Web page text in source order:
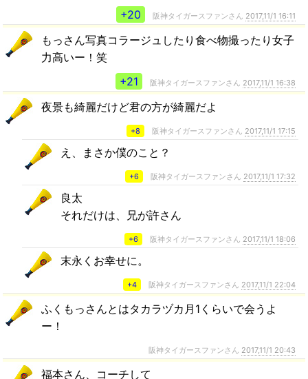
+20
阪神タイガースファンさん 2017,11/1 16:11
もっさん写真コラージュしたり食べ物撮ったり女子
力高いー！笑
+21
阪神タイガースファンさん 2017,11/1 16:38
夜景も綺麗だけど君の方が綺麗だよ
+8 阪神タイガースファンさん 2017,11/1 17:15
え、まさか僕のこと？
+6 阪神タイガースファンさん 2017,11/1 17:32
良太
それだけは、兄が許さん
+6 阪神タイガースファンさん 2017,11/1 18:06
末永くお幸せに。
+4 阪神タイガースファンさん 2017,11/1 22:04
ふくもっさんとはタカラヅカ月1くらいで会うよ
ー！
阪神タイガースファンさん 2017,11/1 20:43
福本さん、コーチして